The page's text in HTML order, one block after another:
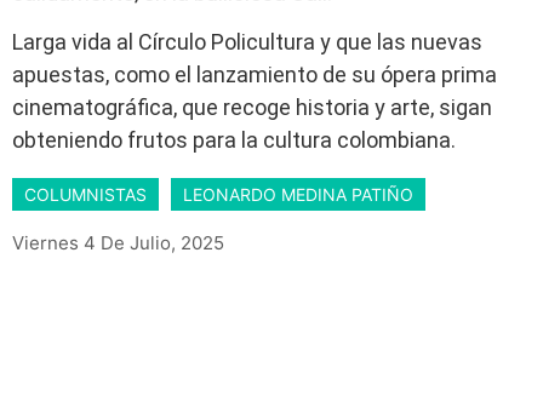
Larga vida al Círculo Policultura y que las nuevas
apuestas, como el lanzamiento de su ópera prima
cinematográfica, que recoge historia y arte, sigan
obteniendo frutos para la cultura colombiana.
COLUMNISTAS LEONARDO MEDINA PATIÑO
Viernes 4 De Julio, 2025